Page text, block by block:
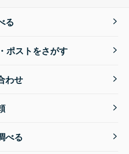
る
ポストをさがす
わせ
べる